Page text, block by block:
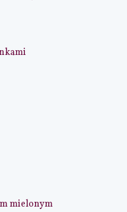
mielonym